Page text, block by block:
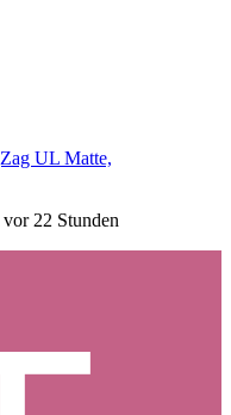
UL Matte,
vor 22 Stunden